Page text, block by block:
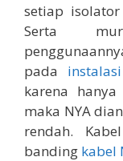
setiap
Serta
pada
karena
maka NYA
rendah.
banding kabel